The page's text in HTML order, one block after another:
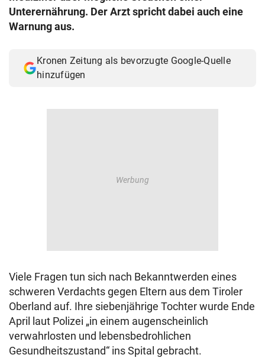
Unterernährung. Der Arzt spricht dabei auch eine
Warnung aus.
Kronen Zeitung als bevorzugte Google-Quelle
hinzufügen
Viele Fragen tun sich nach Bekanntwerden eines
schweren Verdachts gegen Eltern aus dem Tiroler
Oberland auf. Ihre siebenjährige Tochter wurde Ende
April laut Polizei „in einem augenscheinlich
verwahrlosten und lebensbedrohlichen
Gesundheitszustand“ ins Spital gebracht.